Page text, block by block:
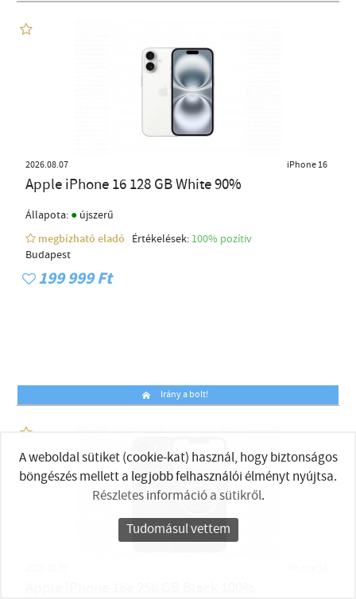
2026.08.07 iPhone 16
Apple iPhone 16 128 GB White 90%
Állapota: ● újszerű
megbízható eladó
Értékelések: 100% pozítiv
Budapest
199 999 Ft
Irány a bolt!
A weboldal sütiket (cookie-kat) használ, hogy biztonságos
böngészés mellett a legjobb felhasználói élményt nyújtsa.
Részletes információ a sütikről.
Tudomásul vettem